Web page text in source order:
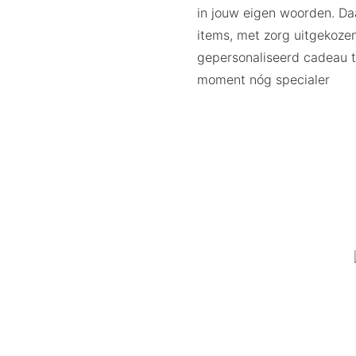
in jouw eigen woorden.
items, met zorg
gepersonaliseerd cadeau
moment nóg specialer